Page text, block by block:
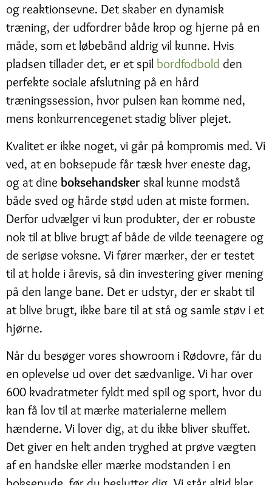
og reaktionsevne. Det skaber en dynamisk
træning, der udfordrer både krop og hjerne på en
måde, som et løbebånd aldrig vil kunne. Hvis
pladsen tillader det, er et spil bordfodbold den
perfekte sociale afslutning på en hård
træningssession, hvor pulsen kan komme ned,
mens konkurrencegenet stadig bliver plejet.
Kvalitet er ikke noget, vi går på kompromis med. Vi
ved, at en boksepude får tæsk hver eneste dag,
og at dine boksehandsker skal kunne modstå
både sved og hårde stød uden at miste formen.
Derfor udvælger vi kun produkter, der er robuste
nok til at blive brugt af både de vilde teenagere og
de seriøse voksne. Vi fører mærker, der er testet
til at holde i årevis, så din investering giver mening
på den lange bane. Det er udstyr, der er skabt til
at blive brugt, ikke bare til at stå og samle støv i et
hjørne.
Når du besøger vores showroom i Rødovre, får du
en oplevelse ud over det sædvanlige. Vi har over
600 kvadratmeter fyldt med spil og sport, hvor du
kan få lov til at mærke materialerne mellem
hænderne. Vi lover dig, at du ikke bliver skuffet.
Det giver en helt anden tryghed at prøve vægten
af en handske eller mærke modstanden i en